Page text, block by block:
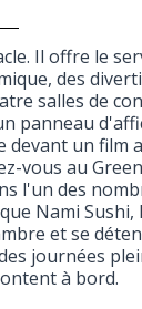
Il offre le
des
salles de
panneau
un film
vous au
l'un des
Nami Sushi,
et se
journées
à bord.